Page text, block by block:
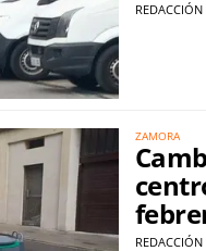
REDACCIÓN
ZAMORA
REDACCIÓN